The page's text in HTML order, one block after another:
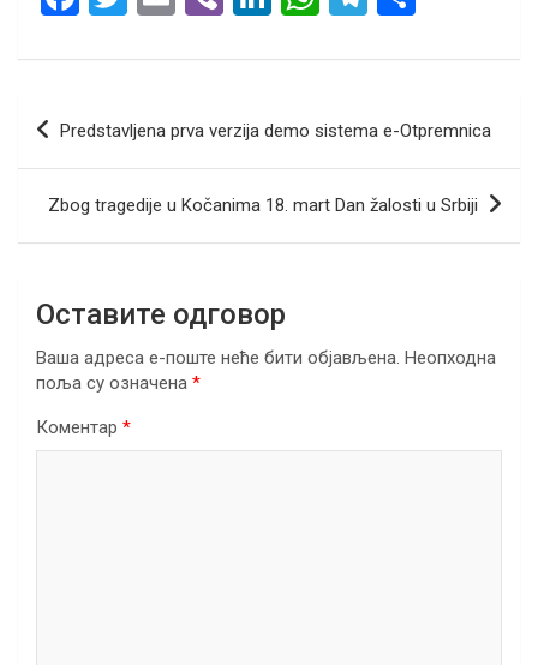
ce
b
o
o
k
tt
er
ail er ke
dI
n
at
s
A
p
p
e
a
m
ar
Кретање
Predstavljena prva verzija demo sistema e-Otpremnica
Zbog tragedije u Kočanima 18. mart Dan žalosti u Srbiji
Оставите одговор
Ваша адреса е-поште неће бити објављена. Неопходна
поља су означена *
Коментар *